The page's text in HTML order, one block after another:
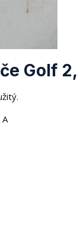
Golf 2,